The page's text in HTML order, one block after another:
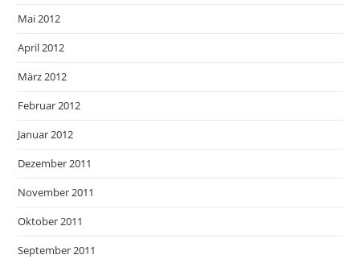
Mai 2012
April 2012
März 2012
Februar 2012
Januar 2012
Dezember 2011
November 2011
Oktober 2011
September 2011